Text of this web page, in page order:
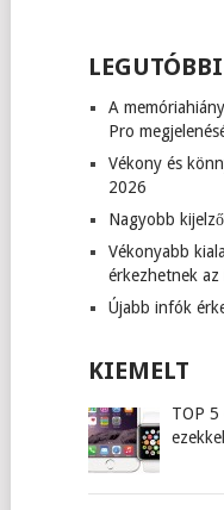
LEGUTÓBBI
A
Pro
Vékony és
2026
Nagyobb
Vékonyabb
érkezhetnek
Újabb infók
KIEMELT
TOP